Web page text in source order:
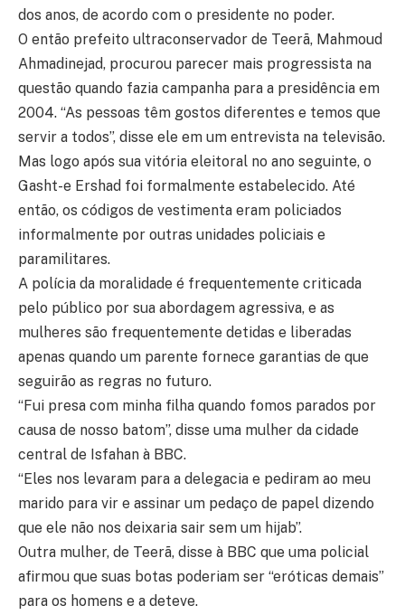
dos anos, de acordo com o presidente no poder.
O então prefeito ultraconservador de Teerã, Mahmoud
Ahmadinejad, procurou parecer mais progressista na
questão quando fazia campanha para a presidência em
2004. “As pessoas têm gostos diferentes e temos que
servir a todos”, disse ele em um entrevista na televisão.
Mas logo após sua vitória eleitoral no ano seguinte, o
Gasht-e Ershad foi formalmente estabelecido. Até
então, os códigos de vestimenta eram policiados
informalmente por outras unidades policiais e
paramilitares.
A polícia da moralidade é frequentemente criticada
pelo público por sua abordagem agressiva, e as
mulheres são frequentemente detidas e liberadas
apenas quando um parente fornece garantias de que
seguirão as regras no futuro.
“Fui presa com minha filha quando fomos parados por
causa de nosso batom”, disse uma mulher da cidade
central de Isfahan à BBC.
“Eles nos levaram para a delegacia e pediram ao meu
marido para vir e assinar um pedaço de papel dizendo
que ele não nos deixaria sair sem um hijab”.
Outra mulher, de Teerã, disse à BBC que uma policial
afirmou que suas botas poderiam ser “eróticas demais”
para os homens e a deteve.